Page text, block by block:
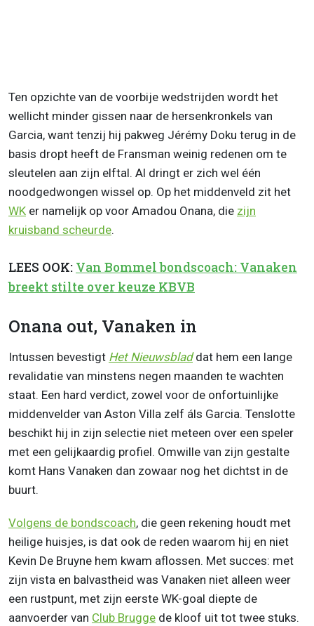
Ten opzichte van de voorbije wedstrijden wordt het
wellicht minder gissen naar de hersenkronkels van
Garcia, want tenzij hij pakweg Jérémy Doku terug in de
basis dropt heeft de Fransman weinig redenen om te
sleutelen aan zijn elftal. Al dringt er zich wel één
noodgedwongen wissel op. Op het middenveld zit het
WK er namelijk op voor Amadou Onana, die zijn
kruisband scheurde.
LEES OOK: Van Bommel bondscoach: Vanaken
breekt stilte over keuze KBVB
Onana out, Vanaken in
Intussen bevestigt Het Nieuwsblad dat hem een lange
revalidatie van minstens negen maanden te wachten
staat. Een hard verdict, zowel voor de onfortuinlijke
middenvelder van Aston Villa zelf áls Garcia. Tenslotte
beschikt hij in zijn selectie niet meteen over een speler
met een gelijkaardig profiel. Omwille van zijn gestalte
komt Hans Vanaken dan zowaar nog het dichtst in de
buurt.
Volgens de bondscoach, die geen rekening houdt met
heilige huisjes, is dat ook de reden waarom hij en niet
Kevin De Bruyne hem kwam aflossen. Met succes: met
zijn vista en balvastheid was Vanaken niet alleen weer
een rustpunt, met zijn eerste WK-goal diepte de
aanvoerder van Club Brugge de kloof uit tot twee stuks.